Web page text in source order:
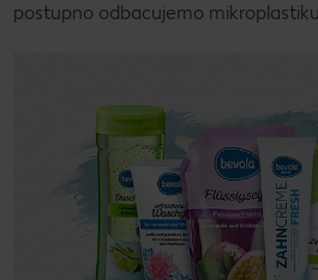
postupno odbacujemo